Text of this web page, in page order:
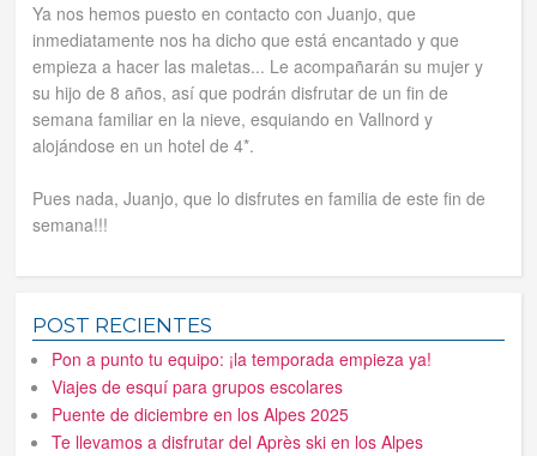
Ya nos hemos puesto en contacto con Juanjo, que
inmediatamente nos ha dicho que está encantado y que
empieza a hacer las maletas... Le acompañarán su mujer y
su hijo de 8 años, así que podrán disfrutar de un fin de
semana familiar en la nieve, esquiando en Vallnord y
alojándose en un hotel de 4*.
Pues nada, Juanjo, que lo disfrutes en familia de este fin de
semana!!!
POST RECIENTES
Pon a punto tu equipo: ¡la temporada empieza ya!
Viajes de esquí para grupos escolares
Puente de diciembre en los Alpes 2025
Te llevamos a disfrutar del Après ski en los Alpes